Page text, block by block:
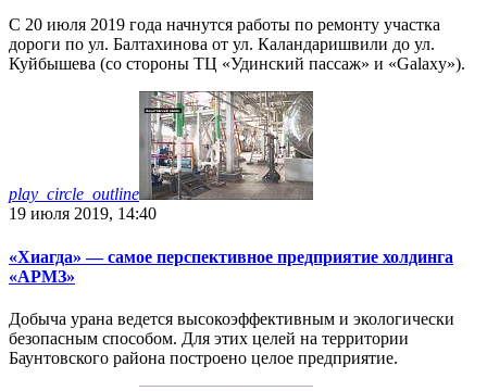
С 20 июля 2019 года начнутся работы по ремонту участка
дороги по ул. Балтахинова от ул. Каландаришвили до ул.
Куйбышева (со стороны ТЦ «Удинский пассаж» и «Galaxy»).
play_circle_outline
19 июля 2019, 14:40
«Хиагда» — самое перспективное предприятие холдинга
«АРМЗ»
Добыча урана ведется высокоэффективным и экологически
безопасным способом. Для этих целей на территории
Баунтовского района построено целое предприятие.